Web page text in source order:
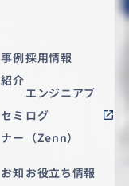
事例
紹介
セミ
ナー
お知
採用情報
エンジニアブ
ログ
（Zenn）
お役立ち情報